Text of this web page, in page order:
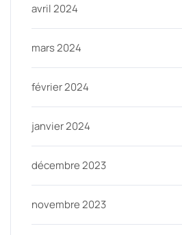
avril 2024
mars 2024
février 2024
janvier 2024
décembre 2023
novembre 2023